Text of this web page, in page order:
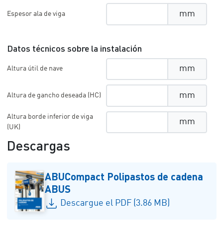
Espesor ala de viga mm
Datos técnicos sobre la instalación
Altura útil de nave mm
Altura de gancho deseada (HC) mm
Altura borde inferior de viga
(UK)
mm
Descargas
ABUCompact Polipastos de cadena
ABUS
Descargue el PDF (3.86 MB)